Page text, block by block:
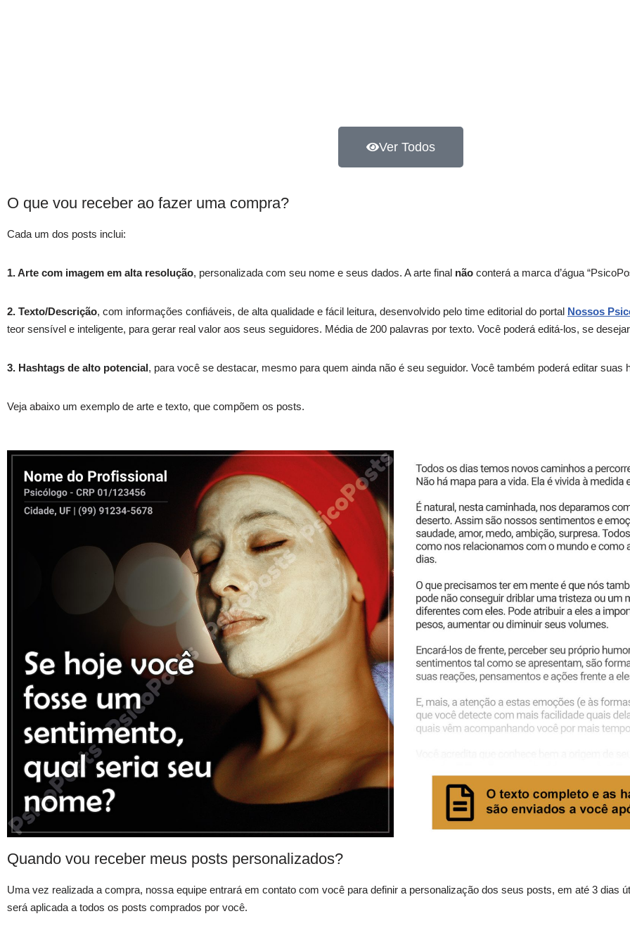
Ver Todos
O que vou receber ao fazer uma compra?
Cada um dos posts inclui:
1. Arte com imagem em alta resolução, personalizada com seu nome e seus dados. A arte final não conterá a marca d’água
2. Texto/Descrição, com informações confiáveis, de alta qualidade e fácil leitura, desenvolvido pelo time editorial do portal Nossos
teor sensível e inteligente, para gerar real valor aos seus seguidores. Média de 200 palavras por texto. Você poderá editá-los, se
3. Hashtags de alto potencial, para você se destacar, mesmo para quem ainda não é seu seguidor. Você também poderá editar suas
Veja abaixo um exemplo de arte e texto, que compõem os posts.
Quando vou receber meus posts personalizados?
Uma vez realizada a compra, nossa equipe entrará em contato com você para definir a personalização dos seus posts, em até 3 dias
será aplicada a todos os posts comprados por você.